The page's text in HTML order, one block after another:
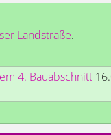
Landstraße.
4. Bauabschnitt